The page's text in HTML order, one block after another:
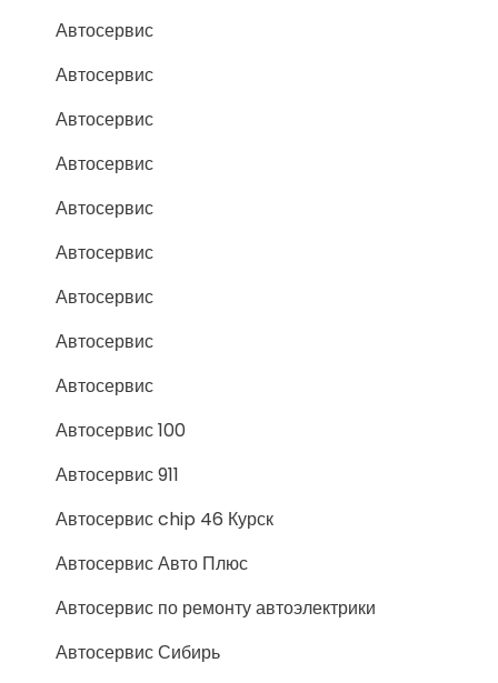
Автосервис
Автосервис
Автосервис
Автосервис
Автосервис
Автосервис
Автосервис
Автосервис
Автосервис
Автосервис 100
Автосервис 911
Автосервис chip 46 Курск
Автосервис Авто Плюс
Автосервис по ремонту автоэлектрики
Автосервис Сибирь